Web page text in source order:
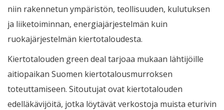
niin rakennetun ympäristön, teollisuuden, kulutuksen
ja liiketoiminnan, energiajärjestelmän kuin
ruokajärjestelmän kiertotaloudesta.
Kiertotalouden green deal tarjoaa mukaan lähtijöille
aitiopaikan Suomen kiertotalousmurroksen
toteuttamiseen. Sitoutujat ovat kiertotalouden
edelläkävijöitä, jotka löytävät verkostoja muista eturivin